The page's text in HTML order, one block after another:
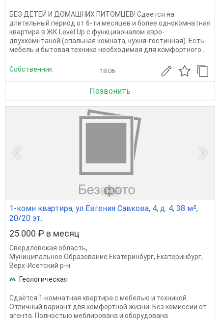
БЕЗ ДЕТЕЙ И ДОМАШНИХ ПИТОМЦЕВ! Сдается на
длительный период от 6-ти месяцев и более однокомнатная
квартира в ЖК Level Up с функциаоналом евро-
двухкомнтаной (спальная комната, кухня-гостинная). Есть
мебель и бытовая техника необходимая для комфортного...
Собственник 18.06
Позвонить
1 из 1
1-комн квартира, ул Евгения Савкова, 4, д. 4, 38 м²,
20/20 эт.
25 000 ₽ в месяц
Свердловская область,
Муниципальное Образование Екатеринбург, Екатеринбург,
Верх-Исетский р-н
Геологическая
Сдаётся 1-комнатная квартира с мебелью и техникой.
Отличный вариант для комфортной жизни. Без комиссии от
агента. Полностью меблирована и оборудована